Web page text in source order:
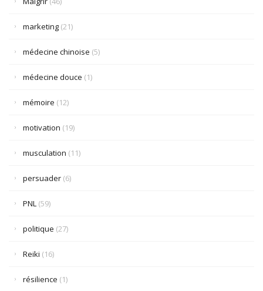
marketing (21)
médecine chinoise (5)
médecine douce (1)
mémoire (12)
motivation (19)
musculation (11)
persuader (6)
PNL (59)
politique (27)
Reiki (16)
résilience (1)